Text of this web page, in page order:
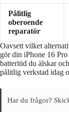
Pålitlig
oberoende
reparatör
Oavsett vilket
gör din iPhone 16
batteritid du älskar
pålitlig verkstad idag
Har du frågor?